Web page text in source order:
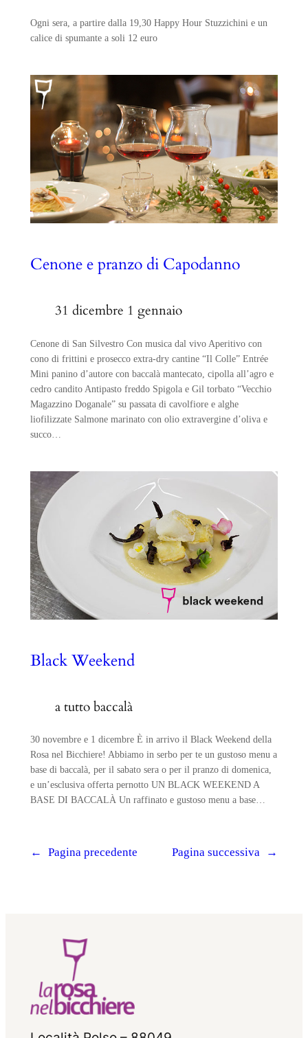
Ogni sera, a partire dalla 19,30 Happy Hour Stuzzichini e un
calice di spumante a soli 12 euro
Cenone e pranzo di Capodanno
31 dicembre 1 gennaio
Cenone di San Silvestro Con musica dal vivo Aperitivo con
cono di frittini e prosecco extra-dry cantine “Il Colle” Entrée
Mini panino d’autore con baccalà mantecato, cipolla all’agro e
cedro candito Antipasto freddo Spigola e Gil torbato “Vecchio
Magazzino Doganale” su passata di cavolfiore e alghe
liofilizzate Salmone marinato con olio extravergine d’oliva e
succo…
Black Weekend
a tutto baccalà
30 novembre e 1 dicembre È in arrivo il Black Weekend della
Rosa nel Bicchiere! Abbiamo in serbo per te un gustoso menu a
base di baccalà, per il sabato sera o per il pranzo di domenica,
e un’esclusiva offerta pernotto UN BLACK WEEKEND A
BASE DI BACCALÀ Un raffinato e gustoso menu a base…
← Pagina precedente Pagina successiva →